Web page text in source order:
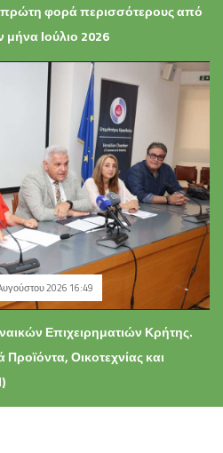
πρώτη φορά περισσότερους από
μήνα Ιούλιο 2026
2026 16:49
Επιχειρηματιών Κρήτης.
Οικοτεχνίας και